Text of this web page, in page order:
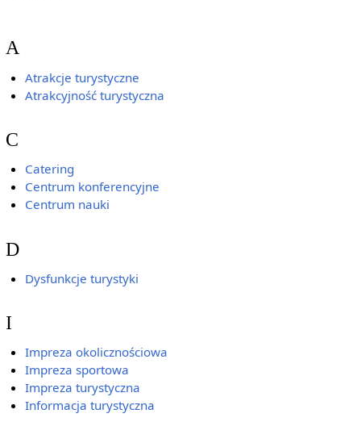
A
Atrakcje turystyczne
Atrakcyjność turystyczna
C
Catering
Centrum konferencyjne
Centrum nauki
D
Dysfunkcje turystyki
I
Impreza okolicznościowa
Impreza sportowa
Impreza turystyczna
Informacja turystyczna